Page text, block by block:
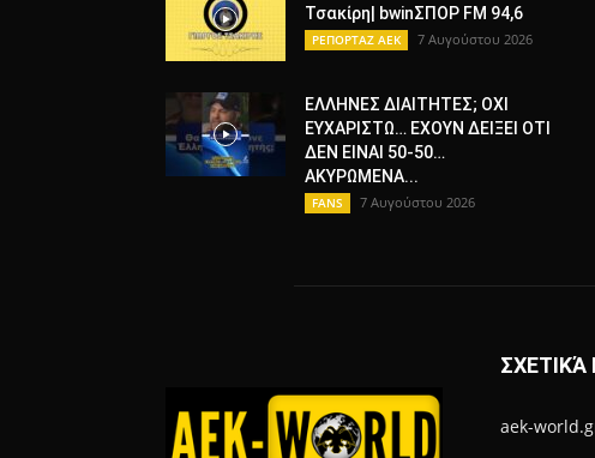
Τσακίρη| bwinΣΠΟΡ FM 94,6
ΡΕΠΟΡΤΑΖ ΑΕΚ 7 Αυγούστου 2026
ΕΛΛΗΝΕΣ ΔΙΑΙΤΗΤΕΣ; ΟΧΙ
ΕΥΧΑΡΙΣΤΩ… ΕΧΟΥΝ ΔΕΙΞΕΙ ΟΤΙ
ΔΕΝ ΕΙΝΑΙ 50-50…
ΑΚΥΡΩΜΕΝΑ...
FANS 7 Αυγούστου 2026
aek-